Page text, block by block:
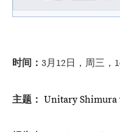
时间： 3月12日，周三 ，
主题： Unitary Shimura